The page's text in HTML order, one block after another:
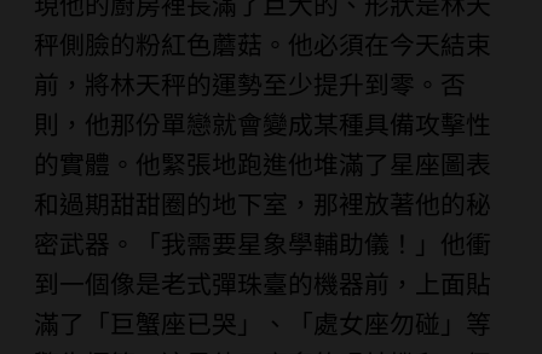
現他的廚房裡長滿了巨大的、形狀是林天
秤側臉的粉紅色蘑菇。他必須在今天結束
前，將林天秤的運勢至少提升到零。否
則，他那份單戀就會變成某種具備攻擊性
的實體。他緊張地跑進他堆滿了星座圖表
和過期甜甜圈的地下室，那裡放著他的秘
密武器。「我需要星象學輔助儀！」他衝
到一個像是老式彈珠臺的機器前，上面貼
滿了「巨蟹座已哭」、「處女座勿碰」等